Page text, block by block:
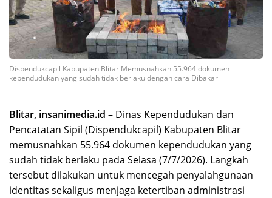
Dispendukcapil Kabupaten Blitar Memusnahkan 55.964 dokumen
kependudukan yang sudah tidak berlaku dengan cara Dibakar
Blitar, insanimedia.id – Dinas Kependudukan dan
Pencatatan Sipil (Dispendukcapil) Kabupaten Blitar
memusnahkan 55.964 dokumen kependudukan yang
sudah tidak berlaku pada Selasa (7/7/2026). Langkah
tersebut dilakukan untuk mencegah penyalahgunaan
identitas sekaligus menjaga ketertiban administrasi